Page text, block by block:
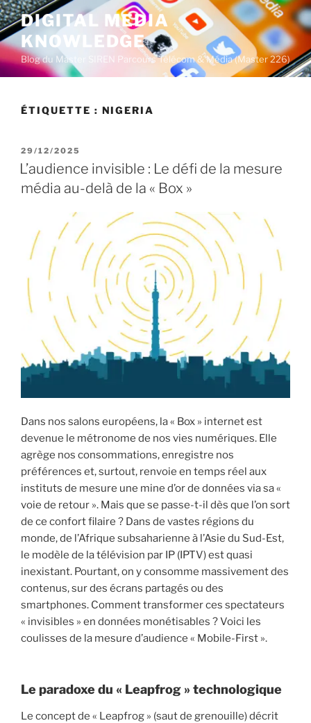
A
l
l
e
r
DIGITAL MEDIA
KNOWLEDGE
Blog du Master SIREN Parcours Télécom & Média (Master 226)
ÉTIQUETTE : NIGERIA
P
U
B
L
29/12/2025
L’audience invisible : Le défi de la mesure
média au-delà de la « Box »
Dans nos salons européens, la « Box » internet est
devenue le métronome de nos vies numériques. Elle
agrège nos consommations, enregistre nos
préférences et, surtout, renvoie en temps réel aux
instituts de mesure une mine d’or de données via sa «
voie de retour ». Mais que se passe-t-il dès que l’on sort
de ce confort filaire ? Dans de vastes régions du
monde, de l’Afrique subsaharienne à l’Asie du Sud-Est,
le modèle de la télévision par IP (IPTV) est quasi
inexistant. Pourtant, on y consomme massivement des
contenus, sur des écrans partagés ou des
smartphones. Comment transformer ces spectateurs
« invisibles » en données monétisables ? Voici les
coulisses de la mesure d’audience « Mobile-First ».
Le paradoxe du « Leapfrog » technologique
Le concept de « Leapfrog » (saut de grenouille) décrit